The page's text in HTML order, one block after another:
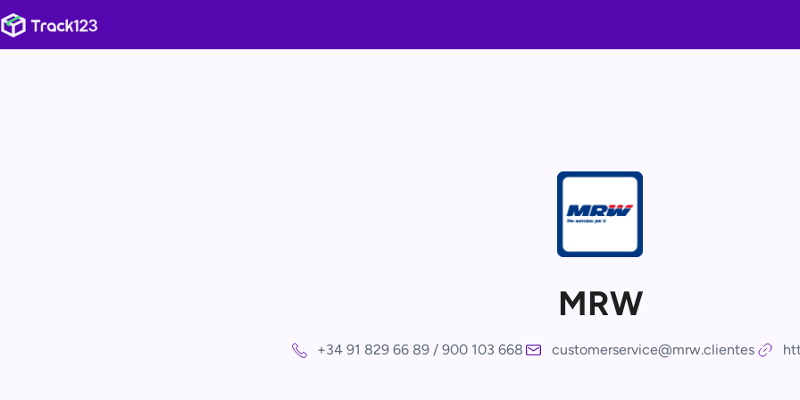
MRW
+34 91 829 66 89 / 900 103 668 customerservice@mrw.clientes